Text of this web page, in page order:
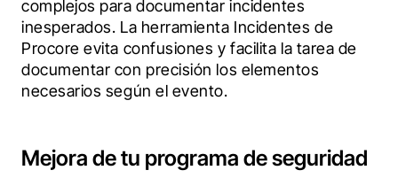
complejos para documentar incidentes
inesperados. La herramienta Incidentes de
Procore evita confusiones y facilita la tarea de
documentar con precisión los elementos
necesarios según el evento.
Mejora de tu programa de seguridad